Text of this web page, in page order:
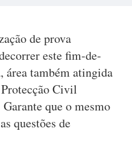
de prova
este fim-de-
área também atingida
Civil
que o mesmo
questões de